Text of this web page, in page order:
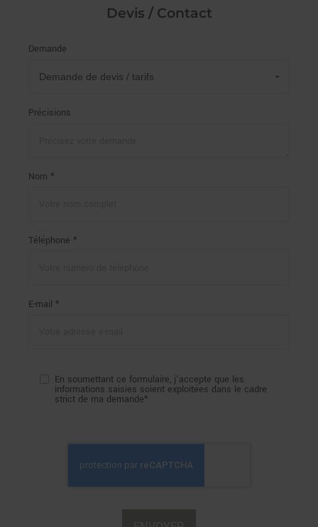
Devis / Contact
Demande
Précisions
Nom *
Téléphone *
E-mail *
En soumettant ce formulaire, j'accepte que les
informations saisies soient exploitées dans le cadre
strict de ma demande*